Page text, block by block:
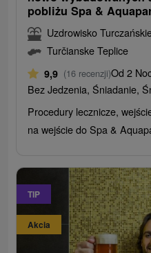
pobliżu Spa &
Uzdrowisko
Turčianske Teplice
9,9 (16 recenzji)Od 2
Bez Jedzenia, Śniadanie,
Procedury lecznicze,
na wejście do Spa &
TIP
Akcia